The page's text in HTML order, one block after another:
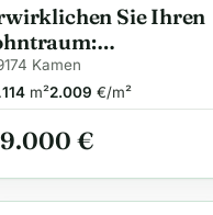
Sie Ihren
mit
Grundstück
viel Potenzial
Kamen
114m²2.009 €/m²
€